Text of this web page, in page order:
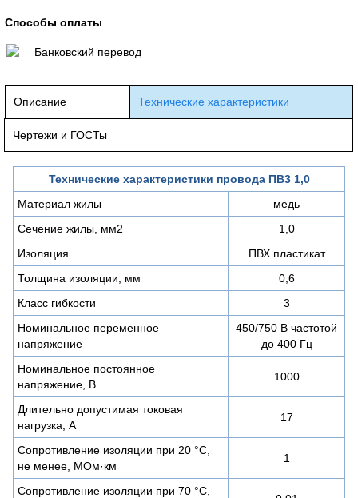
Способы оплаты
Банковский перевод
Описание Технические характеристики
Чертежи и ГОСТы
Технические характеристики провода ПВ3 1,0
Материал жилы
медь
Сечение жилы, мм2
1,0
Изоляция
ПВХ пластикат
Толщина изоляции, мм
0,6
Класс гибкости
3
Номинальное переменное
напряжение
450/750 В частотой
до 400 Гц
Номинальное постоянное
напряжение, В
1000
Длительно допустимая токовая
нагрузка, А
17
Сопротивление изоляции при 20 °С,
не менее, МОм·км
1
Сопротивление изоляции при 70 °С,